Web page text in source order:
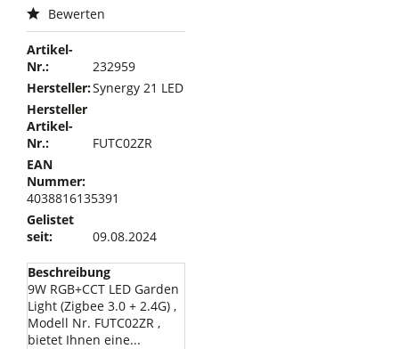
Bewerten
Artikel-
Nr.:
232959
Hersteller:Synergy 21 LED
Hersteller
Artikel-
Nr.:
FUTC02ZR
EAN
Nummer:
4038816135391
Gelistet
seit:
09.08.2024
Beschreibung
9W RGB+CCT LED Garden
Light (Zigbee 3.0 + 2.4G) ,
Modell Nr. FUTC02ZR ,
bietet Ihnen eine...